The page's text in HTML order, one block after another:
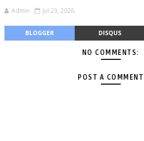
Admin Jul 23, 2026
BLOGGER DISQUS
NO COMMENTS:
POST A COMMENT